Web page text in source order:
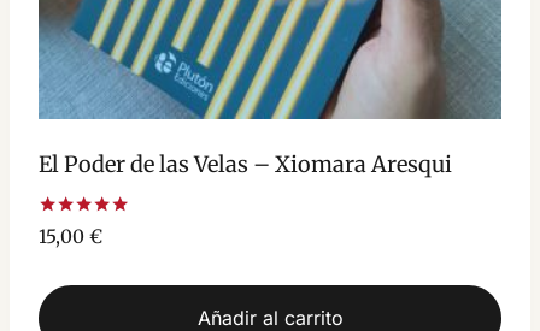
El Poder de las Velas – Xiomara Aresqui
Valorado
con
de 5
15,00 €
Añadir al carrito